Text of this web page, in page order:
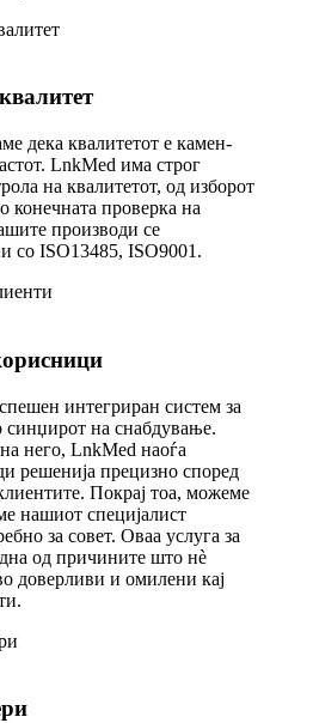
дека квалитетот е камен-
LnkMed има строг
на квалитетот, од изборот
конечната проверка на
производи се
со ISO13485, ISO9001.
интегриран систем за
синџирот на снабдување.
него, LnkMed наоѓа
решенија прецизно според
Покрај тоа, можеме
нашиот специјалист
за совет. Оваа услуга за
од причините што нè
доверливи и омилени кај